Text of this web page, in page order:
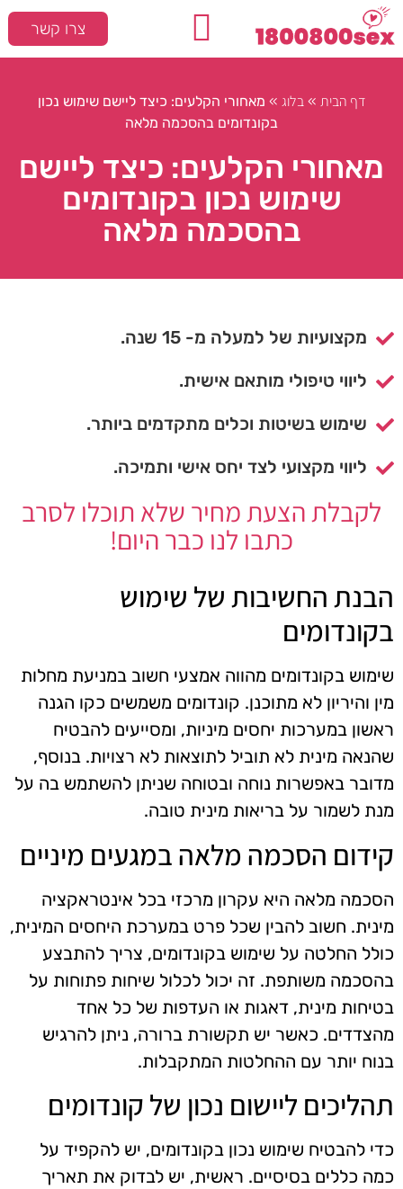
צרו קשר
דף הבית »בלוג » מאחורי הקלעים: כיצד ליישם שימוש נכון
בקונדומים בהסכמה מלאה
מאחורי הקלעים: כיצד ליישם
שימוש נכון בקונדומים
בהסכמה מלאה
מקצועיות של למעלה מ- 15 שנה.
ליווי טיפולי מותאם אישית.
שימוש בשיטות וכלים מתקדמים ביותר.
ליווי מקצועי לצד יחס אישי ותמיכה.
לקבלת הצעת מחיר שלא תוכלו לסרב
כתבו לנו כבר היום!
הבנת החשיבות של שימוש
בקונדומים
שימוש בקונדומים מהווה אמצעי חשוב במניעת מחלות
מין והיריון לא מתוכנן. קונדומים משמשים כקו הגנה
ראשון במערכות יחסים מיניות, ומסייעים להבטיח
שהנאה מינית לא תוביל לתוצאות לא רצויות. בנוסף,
מדובר באפשרות נוחה ובטוחה שניתן להשתמש בה על
מנת לשמור על בריאות מינית טובה.
קידום הסכמה מלאה במגעים מיניים
הסכמה מלאה היא עקרון מרכזי בכל אינטראקציה
מינית. חשוב להבין שכל פרט במערכת היחסים המינית,
כולל החלטה על שימוש בקונדומים, צריך להתבצע
בהסכמה משותפת. זה יכול לכלול שיחות פתוחות על
בטיחות מינית, דאגות או העדפות של כל אחד
מהצדדים. כאשר יש תקשורת ברורה, ניתן להרגיש
בנוח יותר עם ההחלטות המתקבלות.
תהליכים ליישום נכון של קונדומים
כדי להבטיח שימוש נכון בקונדומים, יש להקפיד על
כמה כללים בסיסיים. ראשית, יש לבדוק את תאריך